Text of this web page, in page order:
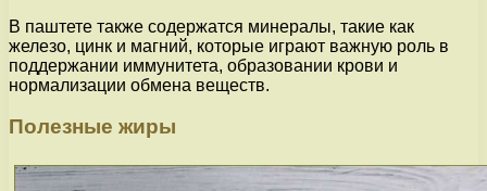
В паштете также содержатся минералы, такие как
железо, цинк и магний, которые играют важную роль в
поддержании иммунитета, образовании крови и
нормализации обмена веществ.
Полезные жиры